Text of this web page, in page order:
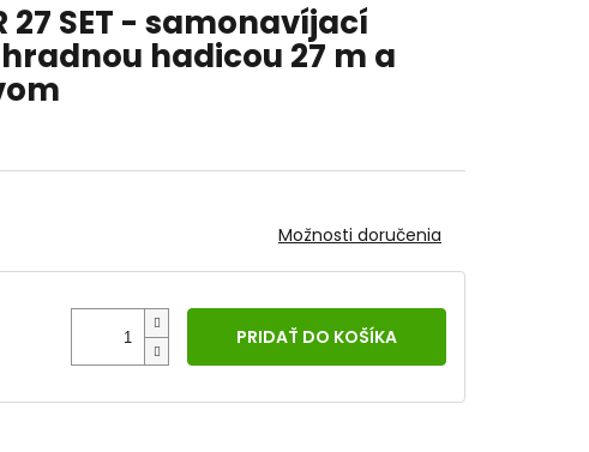
27 SET - samonavíjací
hadicou 27 m a
Možnosti doručenia
PRIDAŤ DO KOŠÍKA